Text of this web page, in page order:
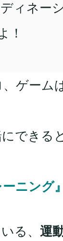
ィネー
！
ゲーム
できる
ニング』
る、 運